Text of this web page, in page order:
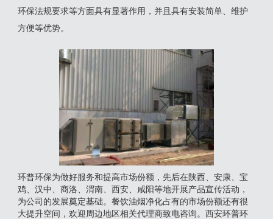
环保法规要求等方面具有显著作用，并且具有安装简单、维护
方便等优势。
环普环保为做好服务和提高市场份额，先后在陕西、安康、宝
鸡、汉中、商洛、渭南、西安、咸阳等地开展产品宣传活动，
为公司的发展奠定基础。餐饮油烟净化占有的市场份额还有很
大提升空间，欢迎周边地区相关代理商致电咨询。西安环普环